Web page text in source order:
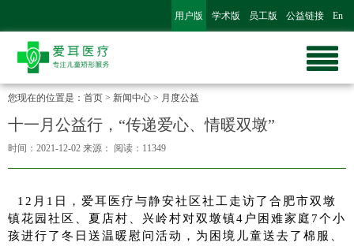
用户版 学术版 员工版 公益链接 En
您现在的位置是： 首页 > 新闻中心 > 月度公益
十一月公益行，“传递爱心、情暖双墩”
时间：2021-12-02 来源： 阅读：11349
12月1日，爱耳医疗与静安社区社工走访了合肥市双墩
镇花园社区、夏店村、兴岭村对双墩镇4户困难家庭7个小
孩进行了冬日送温暖慰问活动，为困境儿童送去了棉服、